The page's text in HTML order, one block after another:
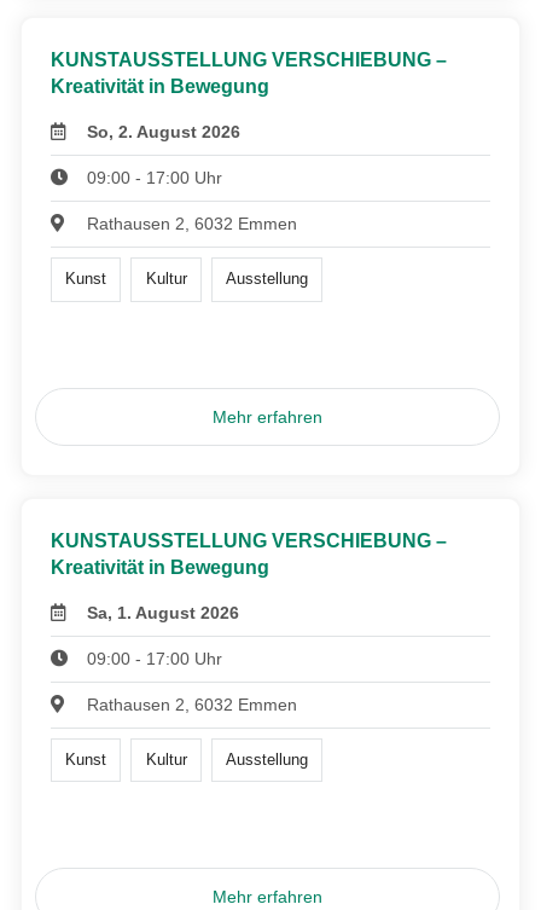
KUNSTAUSSTELLUNG VERSCHIEBUNG –
Kreativität in Bewegung
So, 2. August 2026
09:00 - 17:00 Uhr
Rathausen 2, 6032 Emmen
Kunst Kultur Ausstellung
Mehr erfahren
KUNSTAUSSTELLUNG VERSCHIEBUNG –
Kreativität in Bewegung
Sa, 1. August 2026
09:00 - 17:00 Uhr
Rathausen 2, 6032 Emmen
Kunst Kultur Ausstellung
Mehr erfahren